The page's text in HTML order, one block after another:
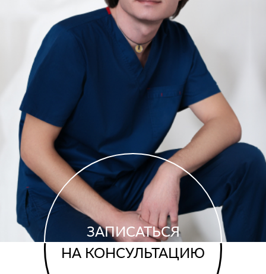
ЗАПИСАТЬСЯ
НА КОНСУЛЬТАЦИЮ